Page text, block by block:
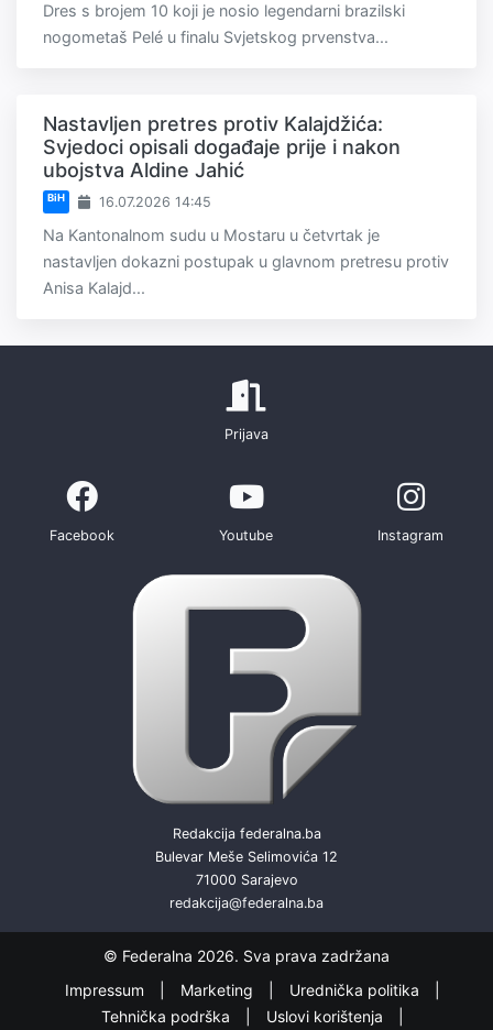
Dres s brojem 10 koji je nosio legendarni brazilski
nogometaš Pelé u finalu Svjetskog prvenstva...
Nastavljen pretres protiv Kalajdžića:
Svjedoci opisali događaje prije i nakon
ubojstva Aldine Jahić
BiH 16.07.2026 14:45
Na Kantonalnom sudu u Mostaru u četvrtak je
nastavljen dokazni postupak u glavnom pretresu protiv
Anisa Kalajd...
Prijava
Facebook Youtube Instagram
Redakcija federalna.ba
Bulevar Meše Selimovića 12
71000 Sarajevo
redakcija@federalna.ba
© Federalna 2026. Sva prava zadržana
Impressum
Marketing
Urednička politika
Tehnička podrška
Uslovi korištenja